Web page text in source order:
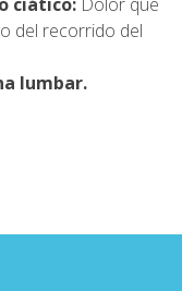
del recorrido del
lumbar.